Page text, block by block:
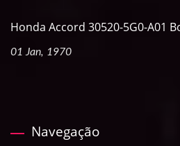
Honda Accord 30520-5G0-A01
01 Jan, 1970
Navegação